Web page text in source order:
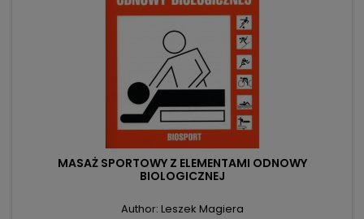
MASAŻ SPORTOWY Z ELEMENTAMI ODNOWY
BIOLOGICZNEJ
Author: Leszek Magiera